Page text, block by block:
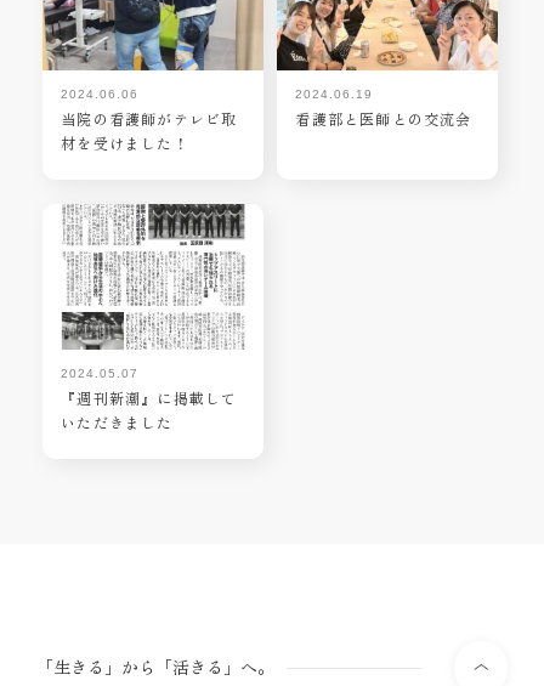
2024.06.06
当院の看護師がテレビ取
材を受けました！
2024.06.19
看護部と医師との交流会
2024.05.07
『週刊新潮』に掲載して
いただきました
「生きる」から「活きる」へ。